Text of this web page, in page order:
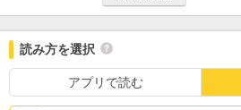
読み方を選択
アプリで読む